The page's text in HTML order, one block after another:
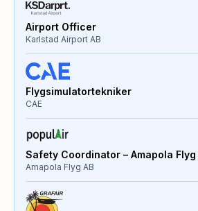
Airport Officer
Karlstad Airport AB
Flygsimulatortekniker
CAE
Safety Coordinator – Amapola Flyg
Amapola Flyg AB